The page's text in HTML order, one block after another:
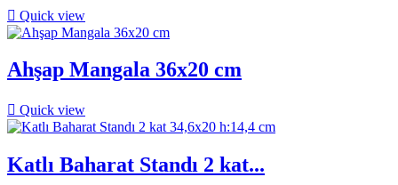
 Quick view
Ahşap Mangala 36x20 cm
 Quick view
Katlı Baharat Standı 2 kat...